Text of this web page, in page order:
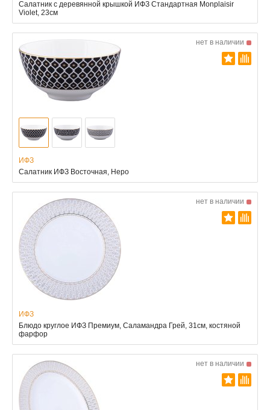
Салатник с деревянной крышкой ИФЗ Стандартная Monplaisir
Violet, 23см
нет в наличии
ИФЗ
Салатник ИФЗ Восточная, Неро
нет в наличии
ИФЗ
Блюдо круглое ИФЗ Премиум, Саламандра Грей, 31см, костяной
фарфор
нет в наличии